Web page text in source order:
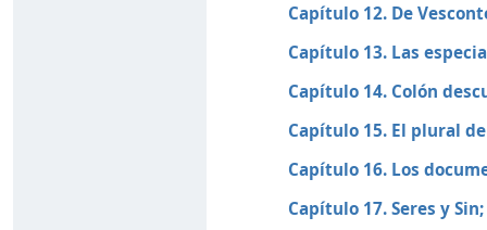
Capítulo 12. De
Capítulo 13. Las
Capítulo 14. Colón
Capítulo 15. El plural
Capítulo 16. Los
Capítulo 17. Seres y